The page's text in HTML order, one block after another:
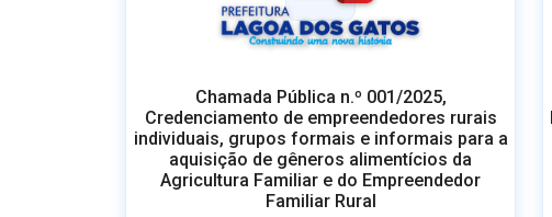
Chamada Pública n.º 001/2025,
Credenciamento de empreendedores rurais
individuais, grupos formais e informais para a
aquisição de gêneros alimentícios da
Agricultura Familiar e do Empreendedor
Familiar Rural